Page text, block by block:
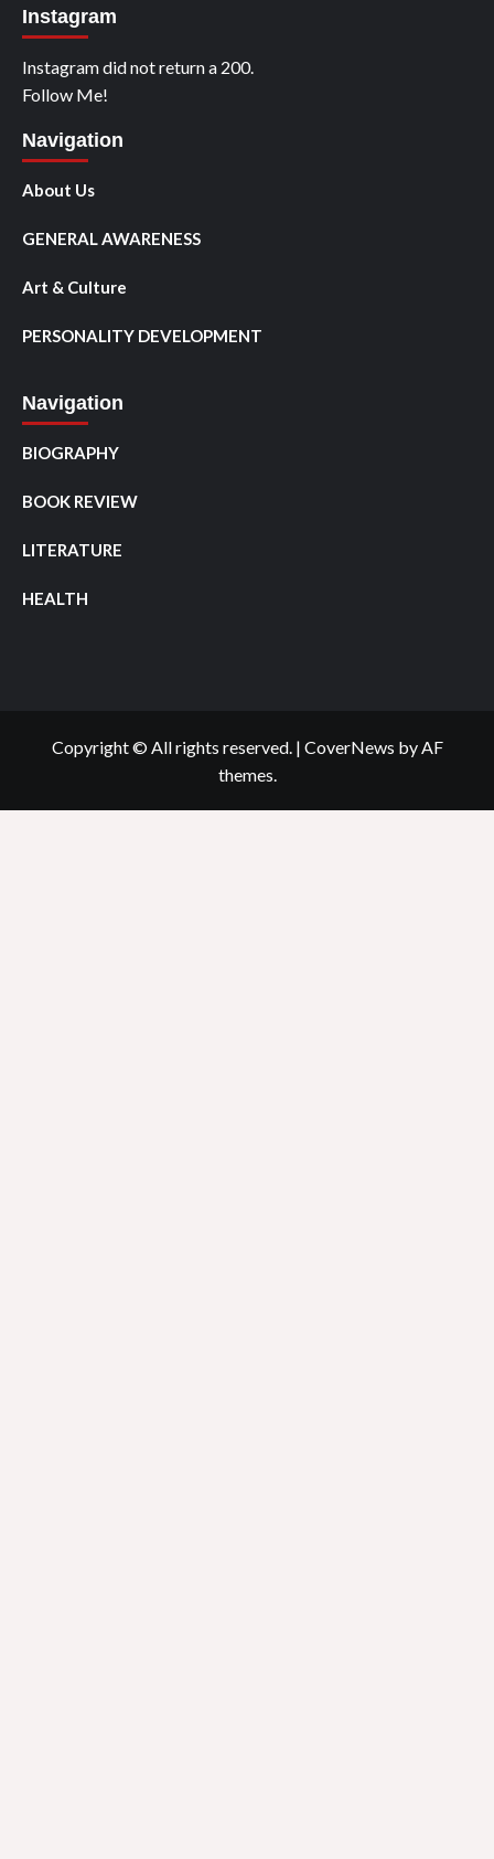
Instagram
Instagram did not return a 200.
Follow Me!
Navigation
About Us
GENERAL AWARENESS
Art & Culture
PERSONALITY DEVELOPMENT
Navigation
BIOGRAPHY
BOOK REVIEW
LITERATURE
HEALTH
Copyright © All rights reserved. | CoverNews by AF
themes.